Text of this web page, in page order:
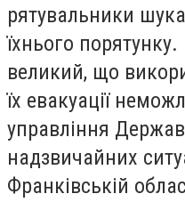
рятувальники
їхнього
великий, що
їх евакуації
управління
надзвичайних
Франківській